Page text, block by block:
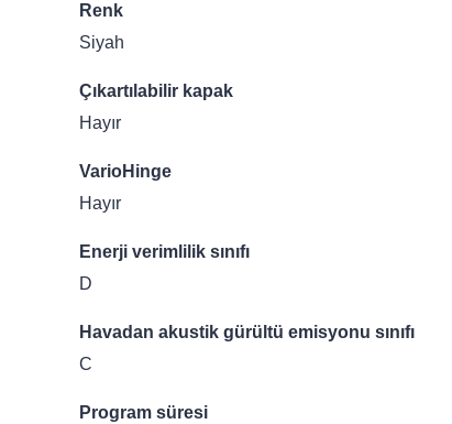
Renk
Siyah
Çıkartılabilir kapak
Hayır
VarioHinge
Hayır
Enerji verimlilik sınıfı
D
Havadan akustik gürültü emisyonu sınıfı
C
Program süresi